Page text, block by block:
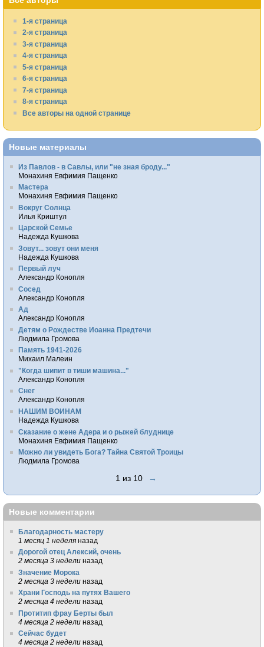
1-я страница
2-я страница
3-я страница
4-я страница
5-я страница
6-я страница
7-я страница
8-я страница
Все авторы на одной странице
Новые материалы
Из Павлов - в Савлы, или "не зная броду..."
Монахиня Евфимия Пащенко
Мастера
Монахиня Евфимия Пащенко
Вокруг Солнца
Илья Криштул
Царской Семье
Надежда Кушкова
Зовут... зовут они меня
Надежда Кушкова
Первый луч
Александр Конопля
Сосед
Александр Конопля
Ад
Александр Конопля
Детям о Рождестве Иоанна Предтечи
Людмила Громова
Память 1941-2026
Михаил Малеин
"Когда шипит в тиши машина..."
Александр Конопля
Снег
Александр Конопля
НАШИМ ВОИНАМ
Надежда Кушкова
Сказание о жене Адера и о рыжей блуднице
Монахиня Евфимия Пащенко
Можно ли увидеть Бога? Тайна Святой Троицы
Людмила Громова
1 из 10 →
Новые комментарии
Благодарность мастеру
1 месяц 1 неделя назад
Дорогой отец Алексий, очень
2 месяца 3 недели назад
Значение Морока
2 месяца 3 недели назад
Храни Господь на путях Вашего
2 месяца 4 недели назад
Протитип фрау Берты был
4 месяца 2 недели назад
Сейчас будет
4 месяца 2 недели назад